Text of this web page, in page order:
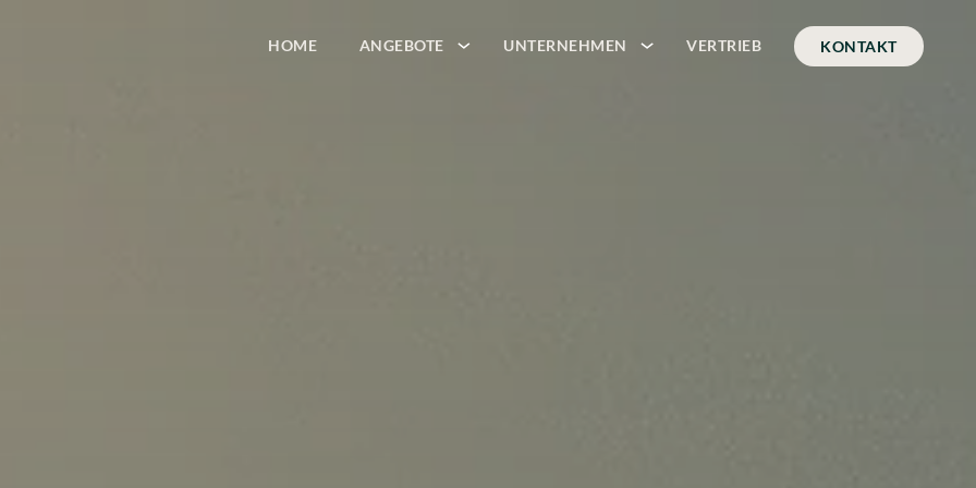
HOME ANGEBOTE UNTERNEHMEN VERTRIEB KONTAKT